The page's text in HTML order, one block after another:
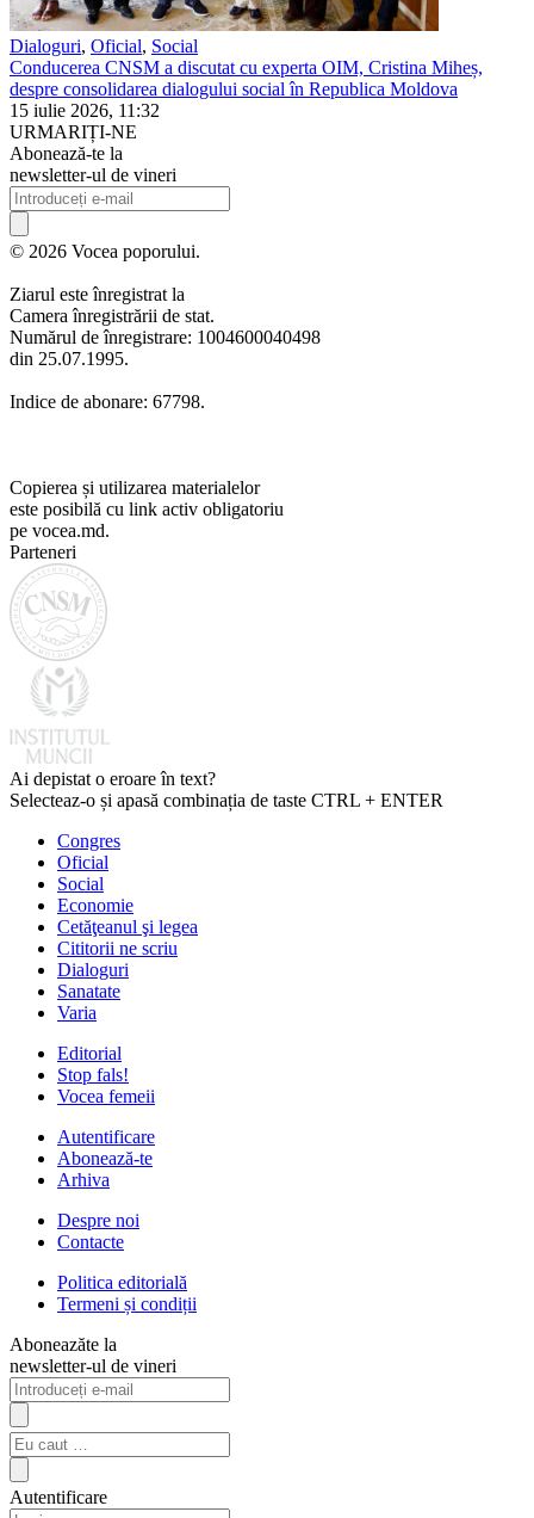
Dialoguri, Oficial, Social
Conducerea CNSM a discutat cu experta OIM, Cristina Miheș,
despre consolidarea dialogului social în Republica Moldova
15 iulie 2026, 11:32
URMARIȚI-NE
Abonează-te la
newsletter-ul de vineri
© 2026 Vocea poporului.
Ziarul este înregistrat la
Camera înregistrării de stat.
Numărul de înregistrare: 1004600040498
din 25.07.1995.
Indice de abonare: 67798.
Copierea și utilizarea materialelor
este posibilă cu link activ obligatoriu
pe vocea.md.
Parteneri
Ai depistat o eroare în text?
Selecteaz-o și apasă combinația de taste CTRL + ENTER
Congres
Oficial
Social
Economie
Cetăţeanul şi legea
Cititorii ne scriu
Dialoguri
Sanatate
Varia
Editorial
Stop fals!
Vocea femeii
Autentificare
Abonează-te
Arhiva
Despre noi
Contacte
Politica editorială
Termeni și condiții
Aboneazăte la
newsletter-ul de vineri
Autentificare